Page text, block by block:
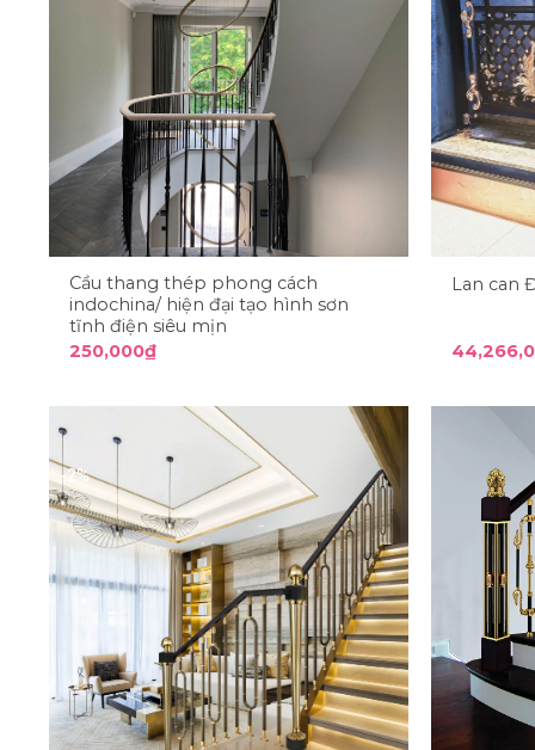
Cầu thang thép phong cách
indochina/ hiện đại tạo hình sơn
tĩnh điện siêu mịn
250,000₫
Lan can
-2%